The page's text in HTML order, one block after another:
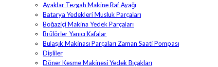
Ayaklar Tezgah Makine Raf Ayağı
Batarya Yedekleri Musluk Parçaları
Boğaziçi Makina Yedek Parçaları
Brülörler Yanıcı Kafalar
Bulaşık Makinası Parçaları Zaman Saati Pompası
Dişliler
Döner Kesme Makinesi Yedek Bıçakları